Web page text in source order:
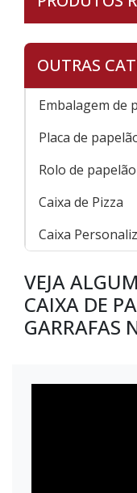
OUTRAS
Embalagem de
Placa de
Rolo de papelão
Caixa de Pizza
Caixa
VEJA
CAIXA DE
GARRAFAS